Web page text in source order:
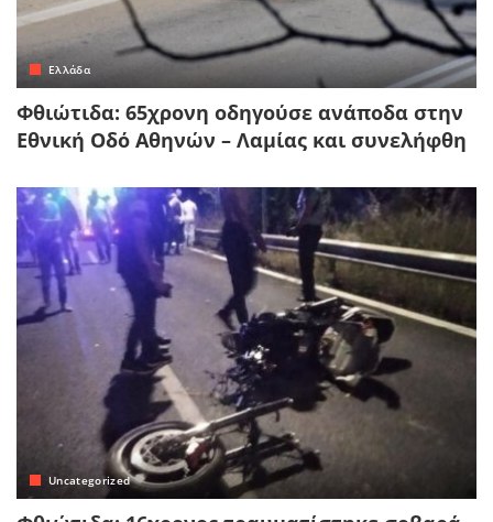
Ελλάδα
Φθιώτιδα: 65χρονη οδηγούσε ανάποδα στην
Εθνική Οδό Αθηνών – Λαμίας και συνελήφθη
Uncategorized